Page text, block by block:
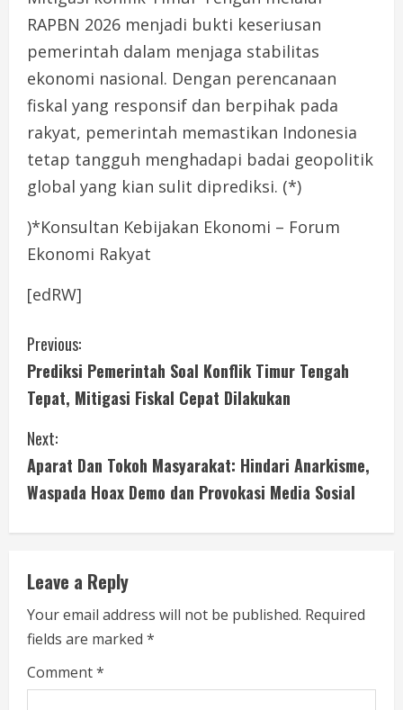
RAPBN 2026 menjadi bukti keseriusan
pemerintah dalam menjaga stabilitas
ekonomi nasional. Dengan perencanaan
fiskal yang responsif dan berpihak pada
rakyat, pemerintah memastikan Indonesia
tetap tangguh menghadapi badai geopolitik
global yang kian sulit diprediksi. (*)
)*Konsultan Kebijakan Ekonomi – Forum
Ekonomi Rakyat
[edRW]
C
o
n
t
i
n
u
e
R
e
Previous:
Prediksi Pemerintah Soal Konflik Timur Tengah
Tepat, Mitigasi Fiskal Cepat Dilakukan
Next:
Aparat Dan Tokoh Masyarakat: Hindari Anarkisme,
Waspada Hoax Demo dan Provokasi Media Sosial
Leave a Reply
Your email address will not be published. Required
fields are marked *
Comment*